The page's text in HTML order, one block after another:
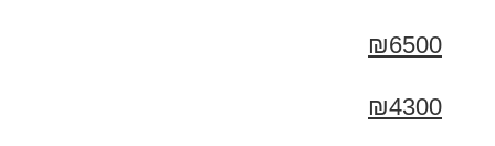
₪6500
₪4300